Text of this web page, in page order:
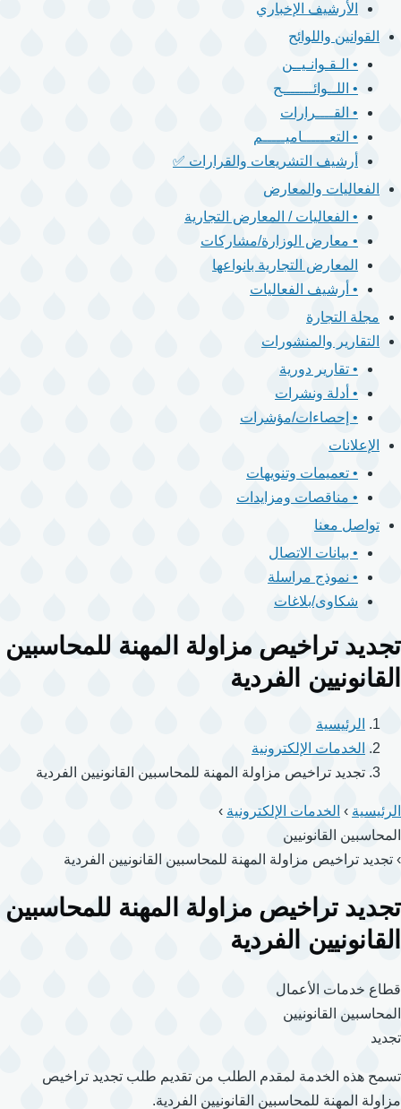
الأرشيف الإخباري
القوانين واللوائح
• الـقـوانـيــن
• اللــوائـــــــح
• القــــرارات
• التعــــــاميـــــم
أرشيف التشريعات والقرارات ✅
الفعاليات والمعارض
• الفعاليات / المعارض التجارية
• معارض الوزارة/مشاركات
المعارض التجارية بانواعها
• أرشيف الفعاليات
مجلة التجارة
التقارير والمنشورات
• تقارير دورية
• أدلة ونشرات
• إحصاءات/مؤشرات
الإعلانات
• تعميمات وتنويهات
• مناقصات ومزايدات
تواصل معنا
• بيانات الاتصال
• نموذج مراسلة
شكاوى/بلاغات
تجديد تراخيص مزاولة المهنة للمحاسبين
القانونيين الفردية
الرئيسية
الخدمات الإلكترونية
تجديد تراخيص مزاولة المهنة للمحاسبين القانونيين الفردية
الرئيسية › الخدمات الإلكترونية ›
المحاسبين القانونيين
› تجديد تراخيص مزاولة المهنة للمحاسبين القانونيين الفردية
تجديد تراخيص مزاولة المهنة للمحاسبين
القانونيين الفردية
قطاع خدمات الأعمال
المحاسبين القانونيين
تجديد
تسمح هذه الخدمة لمقدم الطلب من تقديم طلب تجديد تراخيص
مزاولة المهنة للمحاسبين القانونيين الفردية.